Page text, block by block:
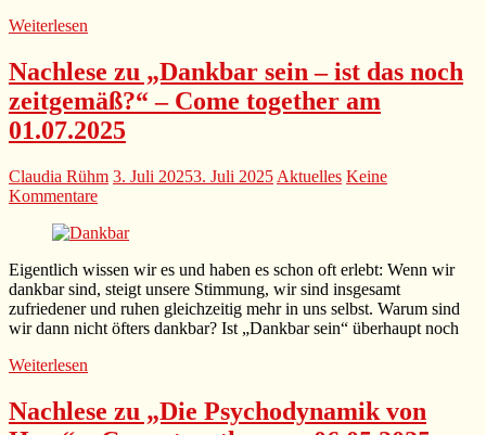
Weiterlesen
Nachlese zu „Dankbar sein – ist das noch
zeitgemäß?“ – Come together am
01.07.2025
Claudia Rühm 3. Juli 20253. Juli 2025 Aktuelles Keine
Kommentare
Eigentlich wissen wir es und haben es schon oft erlebt: Wenn wir
dankbar sind, steigt unsere Stimmung, wir sind insgesamt
zufriedener und ruhen gleichzeitig mehr in uns selbst. Warum sind
wir dann nicht öfters dankbar? Ist „Dankbar sein“ überhaupt noch
Weiterlesen
Nachlese zu „Die Psychodynamik von